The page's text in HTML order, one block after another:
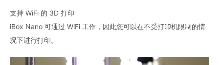
支持 WiFi 的 3D 打印
iBox Nano 可通过 WiFi 工作，因此您可以在不受打印机限制的情
况下进行打印。